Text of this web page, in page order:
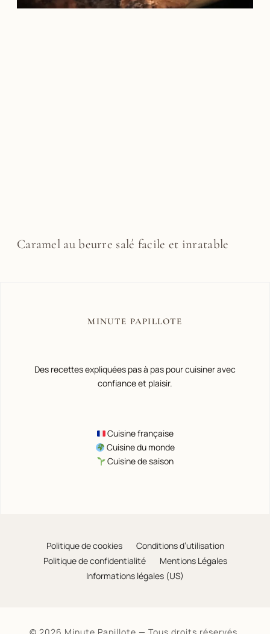
Caramel au beurre salé facile et inratable
MINUTE PAPILLOTE
Des recettes expliquées pas à pas pour cuisiner avec
confiance et plaisir.
Cuisine française
Cuisine du monde
Cuisine de saison
Politique de cookies
Conditions d’utilisation
Politique de confidentialité
Mentions Légales
Informations légales (US)